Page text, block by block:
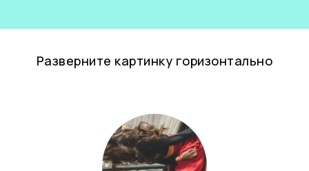
Разверните картинку горизонтально